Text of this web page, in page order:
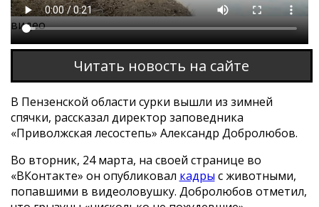
Этот браузер не поддерживает проигрывание
видео
Читать новость на сайте
В Пензенской области сурки вышли из зимней
спячки, рассказал директор заповедника
«Приволжская лесостепь» Александр Добролюбов.
Во вторник, 24 марта, на своей странице во
«ВКонтакте» он опубликовал кадры с животными,
попавшими в видеоловушку. Добролюбов отметил,